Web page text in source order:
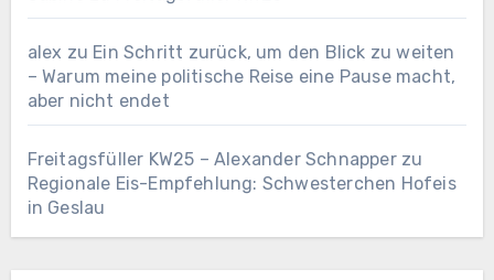
alex zu Ein Schritt zurück, um den Blick zu weiten
– Warum meine politische Reise eine Pause macht,
aber nicht endet
Freitagsfüller KW25 – Alexander Schnapperzu
Regionale Eis-Empfehlung: Schwesterchen Hofeis
in Geslau